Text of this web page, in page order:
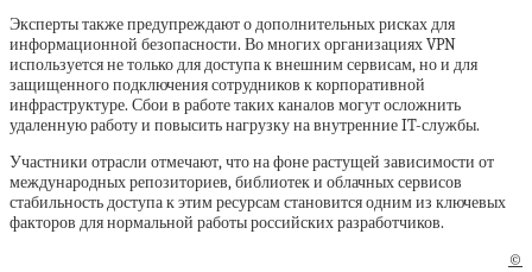
Эксперты также предупреждают о дополнительных рисках для
информационной безопасности. Во многих организациях VPN
используется не только для доступа к внешним сервисам, но и для
защищенного подключения сотрудников к корпоративной
инфраструктуре. Сбои в работе таких каналов могут осложнить
удаленную работу и повысить нагрузку на внутренние IT-службы.
Участники отрасли отмечают, что на фоне растущей зависимости от
международных репозиториев, библиотек и облачных сервисов
стабильность доступа к этим ресурсам становится одним из ключевых
факторов для нормальной работы российских разработчиков.
©